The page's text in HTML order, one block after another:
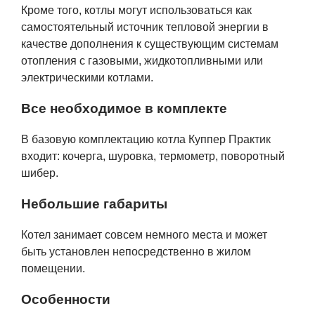
Кроме того, котлы могут использоваться как
самостоятельный источник тепловой энергии в
качестве дополнения к существующим системам
отопления с газовыми, жидкотопливными или
электрическими котлами.
Все необходимое в комплекте
В базовую комплектацию котла Куппер Практик
входит: кочерга, шуровка, термометр, поворотный
шибер.
Небольшие габариты
Котел занимает совсем немного места и может
быть установлен непосредственно в жилом
помещении.
Особенности